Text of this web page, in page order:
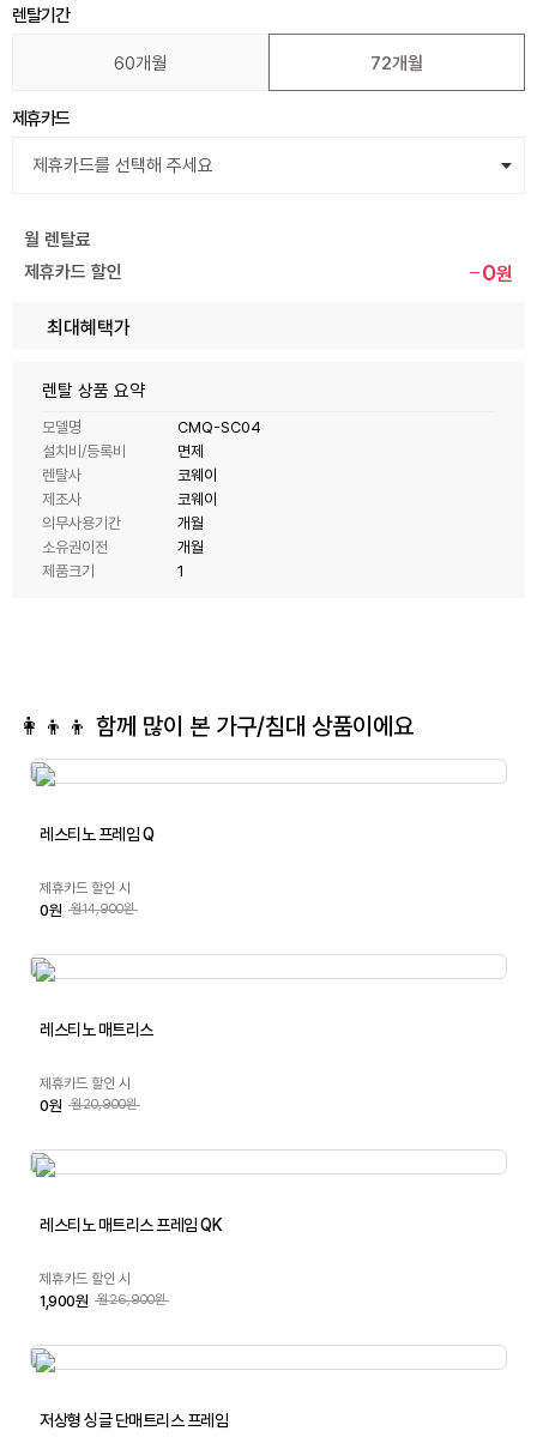
렌탈기간
60개월 72개월
제휴카드
월 렌탈료
제휴카드 할인
0원
최대혜택가
렌탈 상품 요약
모델명
CMQ-SC04
설치비/등록비
면제
렌탈사
코웨이
제조사
코웨이
의무사용기간
개월
소유권이전
개월
제품크기
1
👩‍👦‍👦 함께 많이 본 가구/침대 상품이에요
레스티노 프레임 Q
제휴카드 할인 시
0원 월14,900원
레스티노 매트리스
제휴카드 할인 시
0원 월20,900원
레스티노 매트리스 프레임 QK
제휴카드 할인 시
1,900원 월26,900원
저상형 싱글 단매트리스 프레임